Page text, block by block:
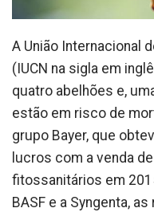
A União Internacional
(IUCN na sigla em
quatro abelhões e,
estão em risco de
grupo Bayer, que
lucros com a venda
fitossanitários em
BASF e a Syngenta,